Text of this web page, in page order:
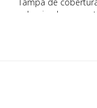
galvanizado a
60 mm, sem
tomada de terra